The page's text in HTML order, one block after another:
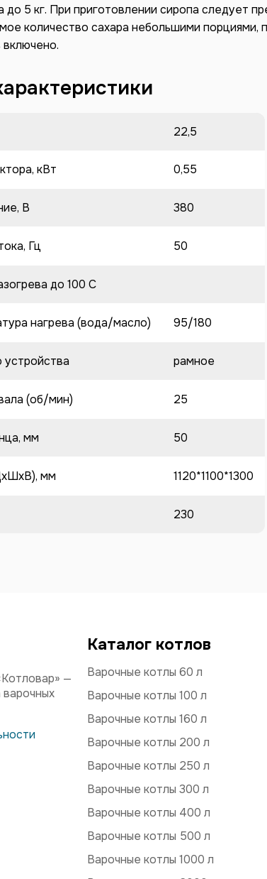
до 5 кг. При приготовлении сиропа следует
количество сахара небольшими
22,5
кВт 0,55
В 380
Гц 50
до 100 C
нагрева (вода/масло) 95/180
рамное
(об/мин) 25
мм 50
мм 1120*1100*1300
230
—
Каталог котлов
Варочные котлы 60 л
Варочные котлы 100 л
Варочные котлы 160 л
Варочные котлы 200 л
Варочные котлы 250 л
Варочные котлы 300 л
Варочные котлы 400 л
Варочные котлы 500 л
Варочные котлы 1000 л